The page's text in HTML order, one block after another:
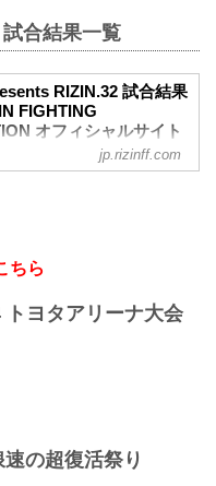
合結果一覧
RIZIN.32 試合結果
FIGHTING
オフィシャルサイト
ペシャルワンマッチ RENA
（レフェリーストップ：
細
ペシャルワンマッチ 皇治
細
ペシャルワンマッ...
jp.rizinff.com
ちら
トヨタアリーナ大会
の超復活祭り